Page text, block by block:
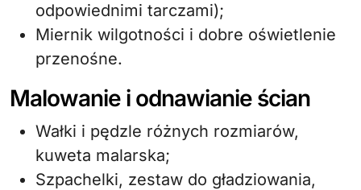
odpowiednimi tarczami);
Miernik wilgotności i dobre oświetlenie
przenośne.
Malowanie i odnawianie ścian
Wałki i pędzle różnych rozmiarów,
kuweta malarska;
Szpachelki, zestaw do gładziowania,